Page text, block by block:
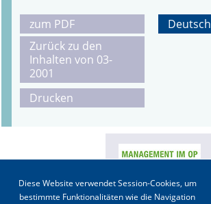
Supplements
Supplements OrphanAnesthesia
Online First
A&I English
Autoren-Service
Bestell-Service
zum PDF
Zurück zu den
Inhalten von 03-
2001
Drucken
Deutsch
Diese Website verwendet Session-Cookies, um
bestimmte Funktionalitäten wie die Navigation